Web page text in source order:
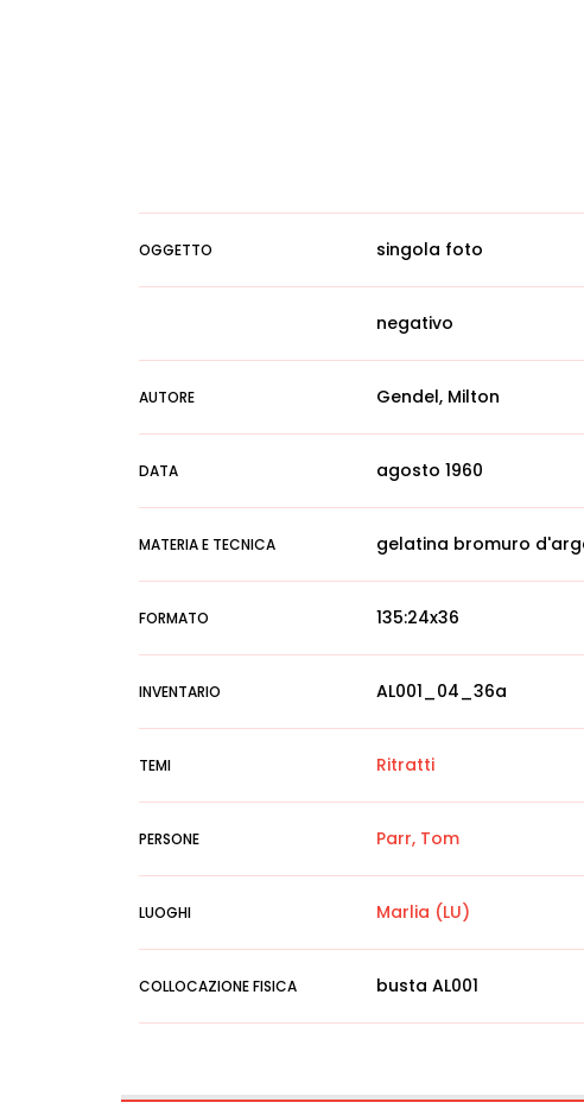
OGGETTO singola foto
negativo
AUTORE Gendel, Milton
DATA agosto 1960
MATERIA E TECNICA gelatina bromuro
FORMATO 135:24x36
INVENTARIO AL001_04_36a
TEMI Ritratti
PERSONE Parr, Tom
LUOGHI Marlia (LU)
COLLOCAZIONE FISICA busta AL001